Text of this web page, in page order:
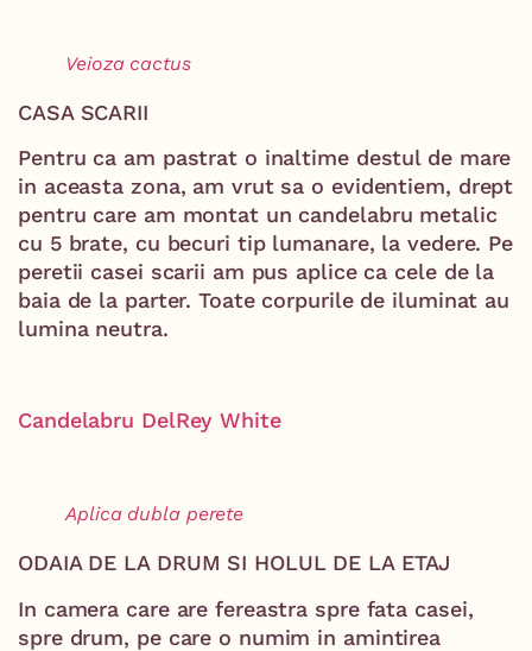
Veioza cactus
CASA SCARII
Pentru ca am pastrat o inaltime destul de mare
in aceasta zona, am vrut sa o evidentiem, drept
pentru care am montat un candelabru metalic
cu 5 brate, cu becuri tip lumanare, la vedere. Pe
peretii casei scarii am pus aplice ca cele de la
baia de la parter. Toate corpurile de iluminat au
lumina neutra.
Candelabru DelRey White
Aplica dubla perete
ODAIA DE LA DRUM SI HOLUL DE LA ETAJ
In camera care are fereastra spre fata casei,
spre drum, pe care o numim in amintirea